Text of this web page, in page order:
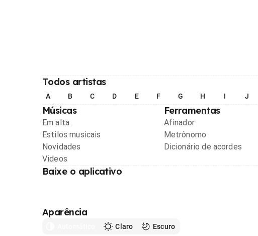
Todos artistas
A B C D E F G H I J
Músicas
Em alta
Estilos musicais
Novidades
Videos
Ferramentas
Afinador
Metrônomo
Dicionário de acordes
Baixe o aplicativo
Aparência
Claro Escuro